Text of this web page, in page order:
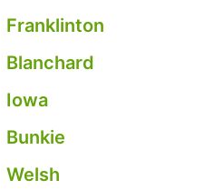
Franklinton
Blanchard
Iowa
Bunkie
Welsh